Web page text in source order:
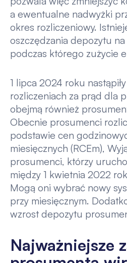
a ewentualne nadwyżki
okres rozliczeniowy.
oszczędzania depozytu na
podczas którego zużycie
1 lipca 2024 roku
rozliczeniach za prąd dla
obejmą również
Obecnie prosumenci
podstawie cen
miesięcznych (RCEm),
prosumenci, którzy
między 1 kwietnia 2022
Mogą oni wybrać nowy
przy miesięcznym.
wzrost depozytu
Najważniejsze